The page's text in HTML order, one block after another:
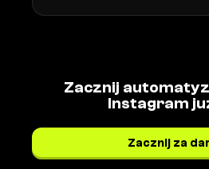
Zacznij
Instagram
Zacznij za